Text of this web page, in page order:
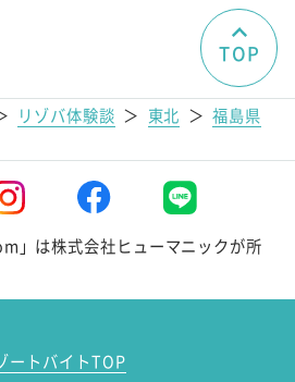
リゾバ体験談 ＞ 東北 ＞ 福島県
TOP
」は株式会社ヒューマニックが所
ートバイトTOP